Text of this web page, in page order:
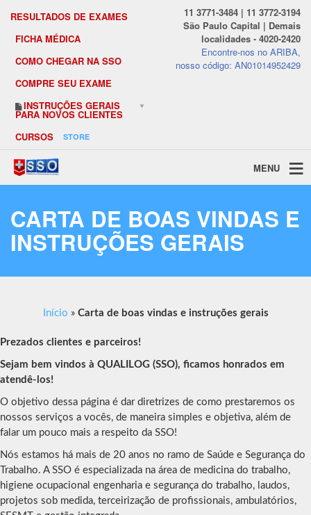
RESULTADOS DE EXAMES
FICHA MÉDICA
COMO CHEGAR NA SSO
COMPRE SEU EXAME
INSTRUÇÕES GERAIS
PARA NOVOS CLIENTES
CURSOS
STORE
11 3771-3484 | 11 3772-3194
São Paulo Capital | Demais
localidades - 4020-2420
Encontre-nos no ARIBA,
nosso código: AN01014952429
MENU
CARTA DE BOAS VINDAS E
INSTRUÇÕES GERAIS
Início » Carta de boas vindas e instruções gerais
Prezados clientes e parceiros!
Sejam bem vindos à QUALILOG (SSO), ficamos honrados em
atendê-los!
O objetivo dessa página é dar diretrizes de como prestaremos os
nossos serviços a vocês, de maneira simples e objetiva, além de
falar um pouco mais a respeito da SSO!
Nós estamos há mais de 20 anos no ramo de Saúde e Segurança do
Trabalho. A SSO é especializada na área de medicina do trabalho,
higiene ocupacional engenharia e segurança do trabalho, laudos,
projetos sob medida, terceirização de profissionais, ambulatórios,